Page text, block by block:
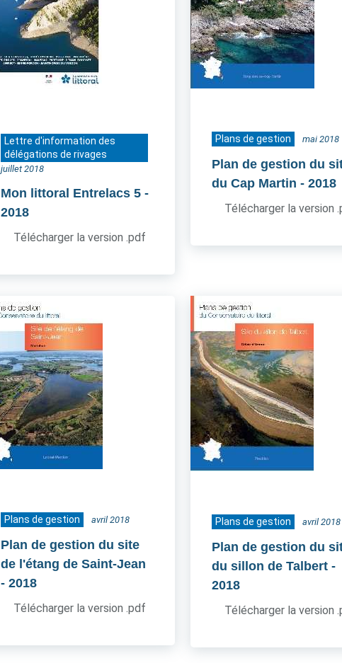
Lettre d'information des
délégations de rivages
juillet 2018
Mon littoral Entrelacs 5 -
2018
Télécharger la version .pdf
Plans de gestion mai 2018
Plan de gestion du
du Cap Martin - 2018
Télécharger la version
Plans de gestion avril 2018
Plan de gestion du site
de l'étang de Saint-Jean
- 2018
Télécharger la version .pdf
Plans de gestion avril 2018
Plan de gestion du
du sillon de Talbert -
2018
Télécharger la version